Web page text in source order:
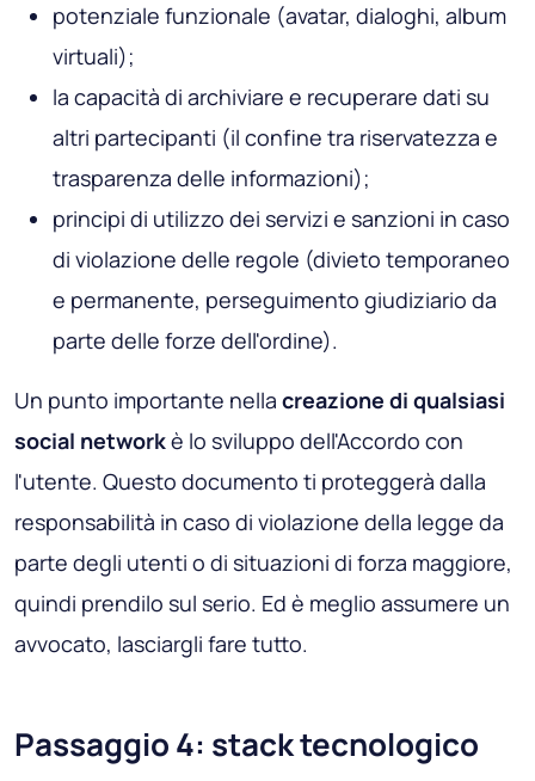
potenziale funzionale (avatar, dialoghi, album
virtuali);
la capacità di archiviare e recuperare dati su
altri partecipanti (il confine tra riservatezza e
trasparenza delle informazioni);
principi di utilizzo dei servizi e sanzioni in caso
di violazione delle regole (divieto temporaneo
e permanente, perseguimento giudiziario da
parte delle forze dell'ordine).
Un punto importante nella creazione di qualsiasi
social networkè lo sviluppo dell'Accordo con
l'utente. Questo documento ti proteggerà dalla
responsabilità in caso di violazione della legge da
parte degli utenti o di situazioni di forza maggiore,
quindi prendilo sul serio. Ed è meglio assumere un
avvocato, lasciargli fare tutto.
Passaggio 4: stack tecnologico